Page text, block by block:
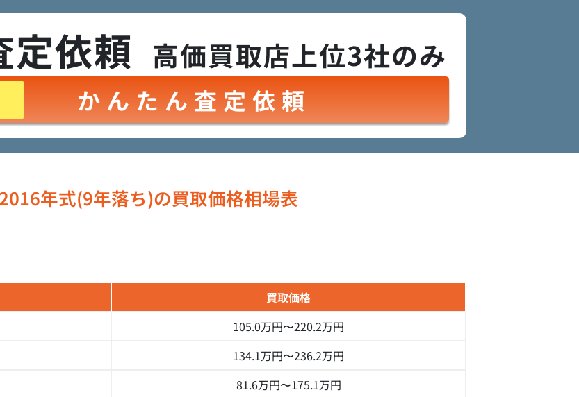
定依頼 高価買取店上位3社のみ
かんたん査定依頼
年式(9年落ち)の買取価格相場表
買取価格
105.0万円〜220.2万円
134.1万円〜236.2万円
81.6万円〜175.1万円